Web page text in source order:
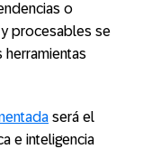
o
procesables se
será el
e inteligencia